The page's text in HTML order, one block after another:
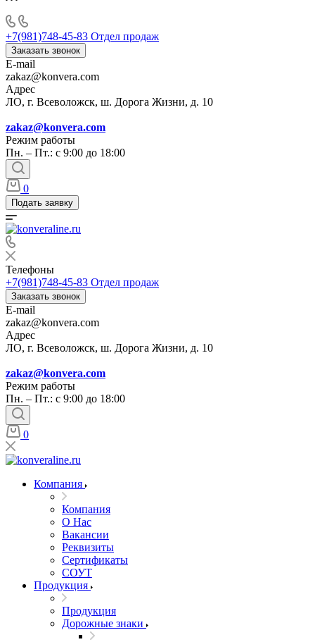
+7(981)748-45-83 Отдел продаж
Заказать звонок
E-mail
zakaz@konvera.com
Адрес
ЛО, г. Всеволожск, ш. Дорога Жизни, д. 10
zakaz@konvera.com
Режим работы
Пн. – Пт.: с 9:00 до 18:00
0
Подать заявку
Телефоны
+7(981)748-45-83 Отдел продаж
Заказать звонок
E-mail
zakaz@konvera.com
Адрес
ЛО, г. Всеволожск, ш. Дорога Жизни, д. 10
zakaz@konvera.com
Режим работы
Пн. – Пт.: с 9:00 до 18:00
0
Компания
Компания
О Нас
Вакансии
Реквизиты
Сертификаты
СОУТ
Продукция
Продукция
Дорожные знаки